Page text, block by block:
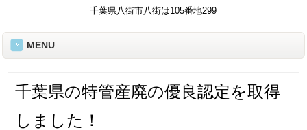
千葉県八街市八街は105番地299
MENU
千葉県の特管産廃の優良認定を取得
しました！